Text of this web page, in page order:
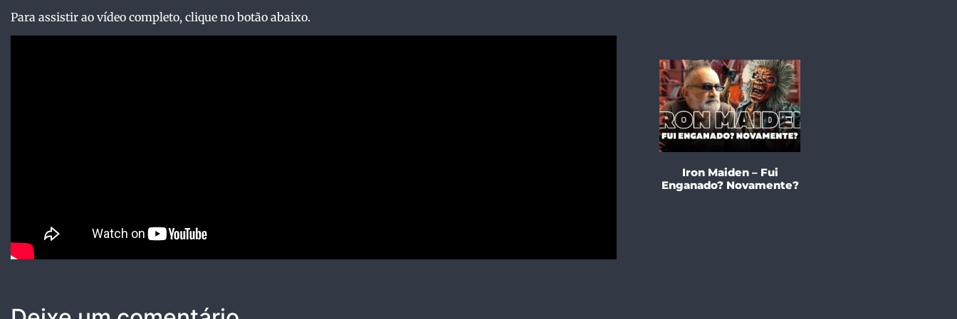
Para assistir ao vídeo completo, clique no botão abaixo.
Iron Maiden – Fui
Enganado? Novamente?